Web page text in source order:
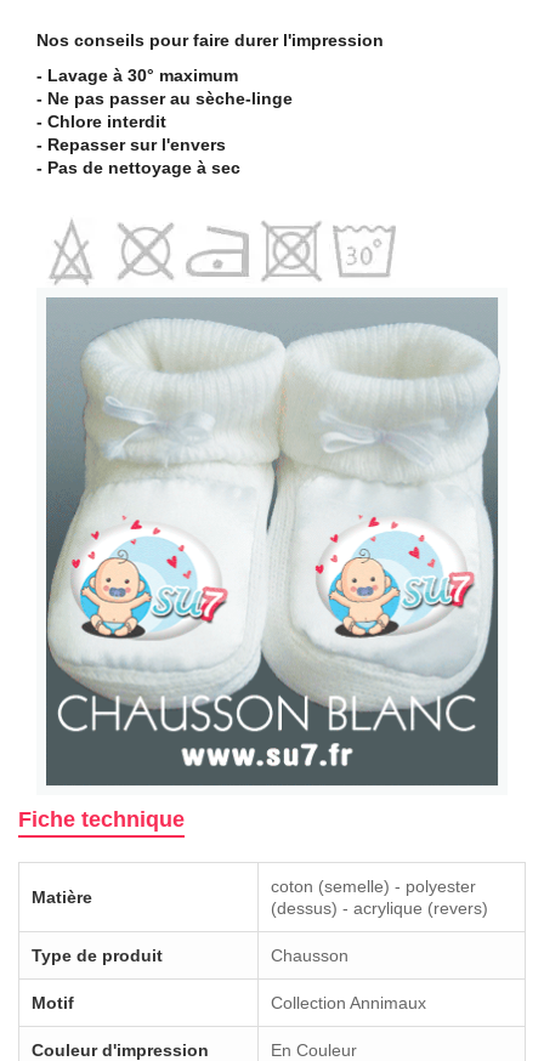
Nos conseils pour faire durer l'impression
- Lavage à 30° maximum
- Ne pas passer au sèche-linge
- Chlore interdit
- Repasser sur l'envers
- Pas de nettoyage à sec
Fiche technique
Matière
coton (semelle) - polyester
(dessus) - acrylique (revers)
Type de produit Chausson
Motif Collection Annimaux
Couleur d'impression En Couleur